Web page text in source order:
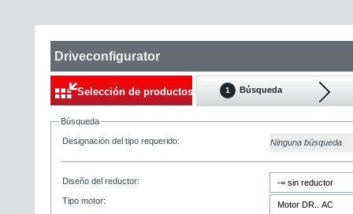
Driveconfigurator
Selección de productos 1 Búsqueda
Búsqueda
Designación del tipo requerido: Ninguna búsqueda
Diseño del reductor:
Tipo motor: